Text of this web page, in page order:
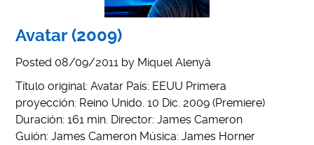
Avatar (2009)
Posted 08/09/2011 by Miquel Alenyà
Título original: Avatar País: EEUU Primera
proyección: Reino Unido. 10 Dic. 2009 (Premiere)
Duración: 161 min. Director: James Cameron
Guión: James Cameron Música: James Horner